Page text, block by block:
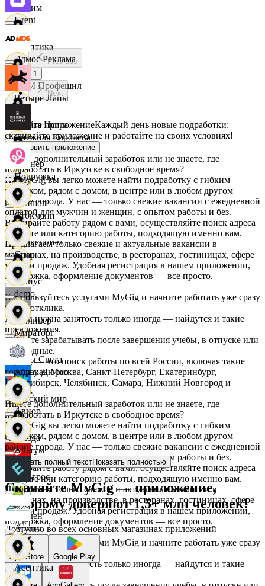
Архим
Асептика
АСМ Профешнл
Белуга Истра
Вайнер
Ваншоп
Ворксистем
Гелиус
Гулливер
Дары Света
Детский мир
Звезда
Зельгрос
Зенден
Инканто
Urent
Эдмос Реклама
Четыре Лапы
Снежная Королева
Подружка
Стокманн
Cпар
demo
Мираторг
Абрау-Дюрсо
Авиор
Альтум
Аркета
Архим
Асептика
Previous
1
Next
Скачайте приложениеКаждый день новые подработки:
скачивайте приложение и работайте на своих условиях!
Установить приложение
Ищете дополнительный заработок или не знаете, где
подработать в Иркутске в свободное время?
На MyGig вы легко можете найти подработку с гибким
графиком, рядом с домом, в центре или в любом другом
районе города. У нас — только свежие вакансии с ежедневной
оплатой для мужчин и женщин, с опытом работы и без.
Выбирайте работу рядом с вами, осуществляйте поиск адреса
на карте или категорию работы, подходящую именно вам.
Предлагаем только свежие и актуальные вакансии в
магазинах, на производстве, в ресторанах, гостиницах, сфере
услуг и продаж. Удобная регистрация в нашем приложении,
поддержка, оформление документов — все просто.
Воспользуйтесь услугами MyGig и начните работать уже сразу
после отклика.
А если нужна занятость только иногда — найдутся и такие
предложения.
Начните зарабатывать после завершения учебы, в отпуске или
в выходные.
MyGig — это поиск работы по всей России, включая такие
города как Москва, Санкт-Петербург, Екатеринбург,
Новосибирск, Челябинск, Самара, Нижний Новгород и
другие.
Ищете дополнительный заработок или не знаете, где
подработать в Иркутске в свободное время?
На MyGig вы легко можете найти подработку с гибким
графиком, рядом с домом, в центре или в любом другом
районе города. У нас — только свежие вакансии с ежедневной
оплатой для мужчин и женщин, с опытом работы и без.
Выбирайте работу рядом с вами, осуществляйте поиск адреса
на карте или категорию работы, подходящую именно вам.
Предлагаем только свежие и актуальные вакансии в
магазинах, на производстве, в ресторанах, гостиницах, сфере
услуг и продаж. Удобная регистрация в нашем приложении,
поддержка, оформление документов — все просто.
Воспользуйтесь услугами MyGig и начните работать уже сразу
после отклика.
А если нужна занятость только иногда — найдутся и такие
предложения.
Показать полный текстПоказать полностью
Скачайте MyGig — приложение,
которому доверяют 1,5+ млн человек!
Доступно во всех основных магазинах приложений
App Store Google Play